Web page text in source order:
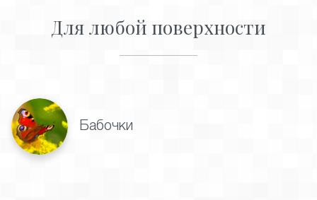
Для любой поверхности
Бабочки